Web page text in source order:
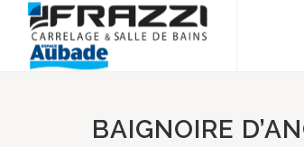
BAIGNOIRE